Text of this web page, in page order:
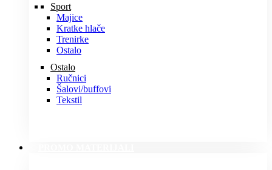
Sport
Majice
Kratke hlače
Trenirke
Ostalo
Ostalo
Ručnici
Šalovi/buffovi
Tekstil